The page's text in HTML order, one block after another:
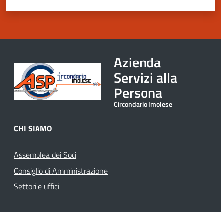
Azienda
Servizi alla
Persona
Circondario Imolese
CHI SIAMO
Assemblea dei Soci
Consiglio di Amministrazione
Settori e uffici